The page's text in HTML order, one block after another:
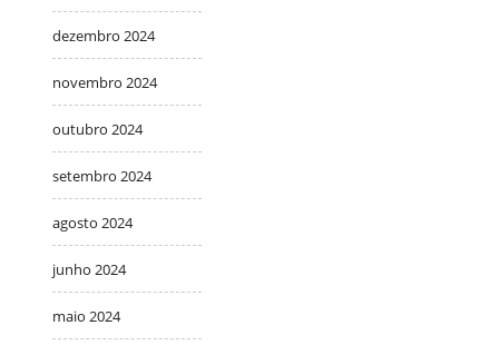
dezembro 2024
novembro 2024
outubro 2024
setembro 2024
agosto 2024
junho 2024
maio 2024